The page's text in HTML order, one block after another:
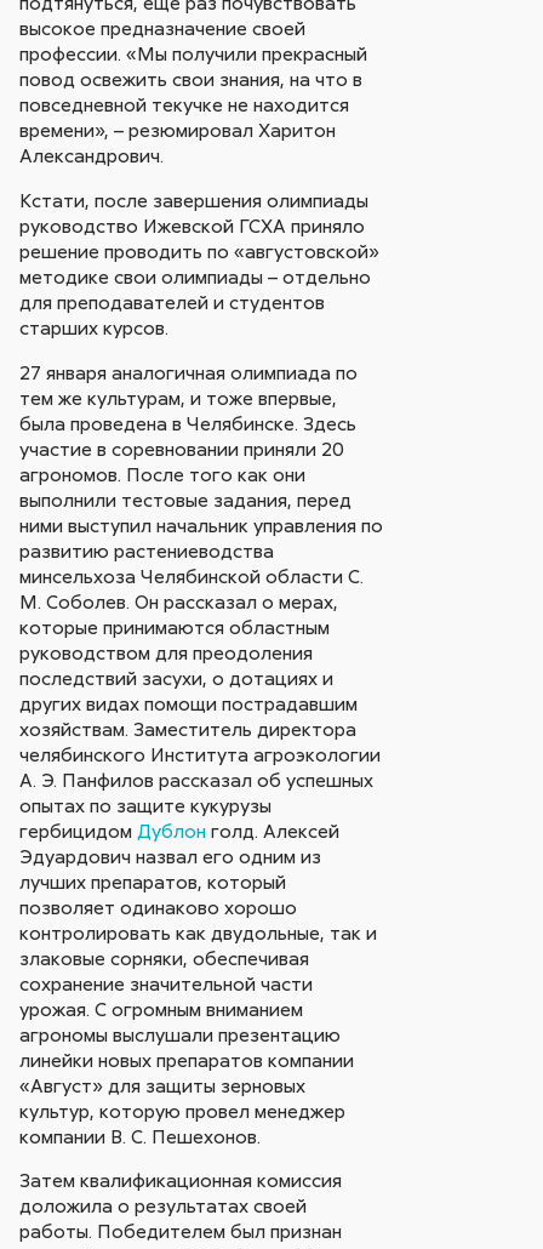
высокое предназначение своей
профессии. «Мы получили прекрасный
повод освежить свои знания, на что в
повседневной текучке не находится
времени», – резюмировал Харитон
Александрович.
Кстати, после завершения олимпиады
руководство Ижевской ГСХА приняло
решение проводить по «августовской»
методике свои олимпиады – отдельно
для преподавателей и студентов
старших курсов.
27 января аналогичная олимпиада по
тем же культурам, и тоже впервые,
была проведена в Челябинске. Здесь
участие в соревновании приняли 20
агрономов. После того как они
выполнили тестовые задания, перед
ними выступил начальник управления по
развитию растениеводства
минсельхоза Челябинской области С.
М. Соболев. Он рассказал о мерах,
которые принимаются областным
руководством для преодоления
последствий засухи, о дотациях и
других видах помощи пострадавшим
хозяйствам. Заместитель директора
челябинского Института агроэкологии
А. Э. Панфилов рассказал об успешных
опытах по защите кукурузы
гербицидом Дублон голд. Алексей
Эдуардович назвал его одним из
лучших препаратов, который
позволяет одинаково хорошо
контролировать как двудольные, так и
злаковые сорняки, обеспечивая
сохранение значительной части
урожая. С огромным вниманием
агрономы выслушали презентацию
линейки новых препаратов компании
«Август» для защиты зерновых
культур, которую провел менеджер
компании В. С. Пешехонов.
Затем квалификационная комиссия
доложила о результатах своей
работы. Победителем был признан